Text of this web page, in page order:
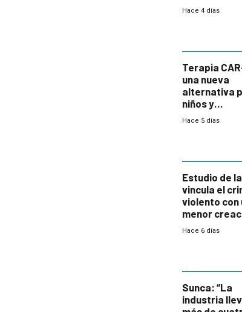
Hace 4 días
Terapia
una nueva
alternativa
niños y
adolescentes
Hace 5 días
Estudio de
vincula el
violento con
menor
de empresas
Hace 6 días
Sunca: “La
industria